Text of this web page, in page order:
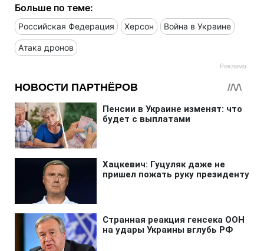
Больше по теме:
Российская Федерация Херсон Война в Украине
Атака дронов